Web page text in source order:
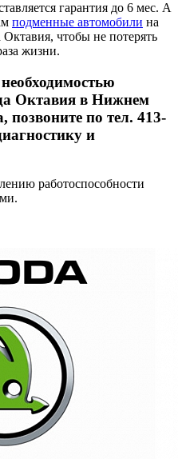
гарантия до 6 мес. А
подменные автомобили на
чтобы не потерять
жизни.
Октавия в Нижнем
позвоните по тел. 413-
и
работоспособности